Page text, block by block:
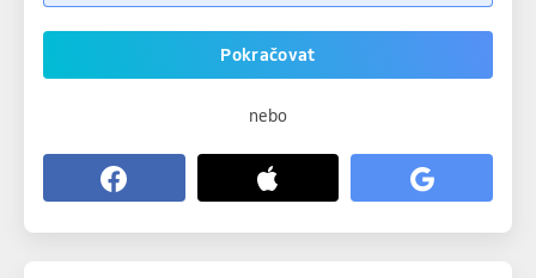
Pokračovat
nebo